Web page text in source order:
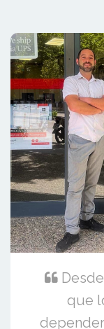
que